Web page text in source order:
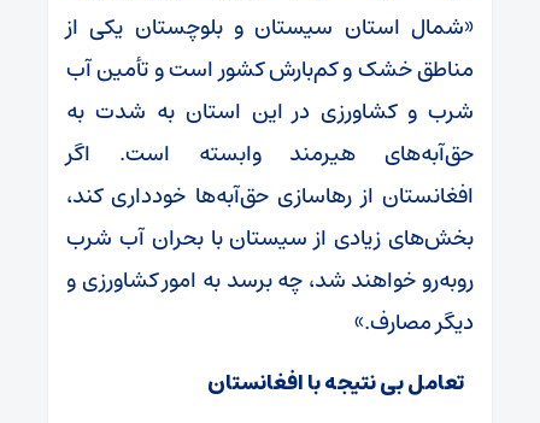
«شمال استان سیستان و بلوچستان یکی از
مناطق خشک و کم‌بارش کشور است و تأمین آب
شرب و کشاورزی در این استان به شدت به
حق‌آبه‌های هیرمند وابسته است. اگر
افغانستان از رهاسازی حق‌آبه‌ها خودداری کند،
بخش‌های زیادی از سیستان با بحران آب شرب
روبه‌رو خواهند شد، چه برسد به امور کشاورزی و
دیگر مصارف.»
تعامل بی نتیجه با افغانستان